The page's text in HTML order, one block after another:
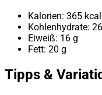
Kalorien: 365 kcal
Kohlenhydrate:
Eiweiß: 16 g
Fett: 20 g
Tipps &